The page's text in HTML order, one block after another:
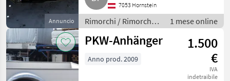
Annuncio
7053 Hornstein
Rimorchi / Rimorchi
per auto
1 mese online
PKW-Anhänger
1.500
€
IVA
indetraibile
Anno prod. 2009